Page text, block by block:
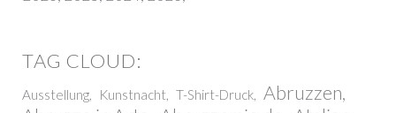
Ausstellung Kunstnacht T-Shirt-Druck
Abruzzen